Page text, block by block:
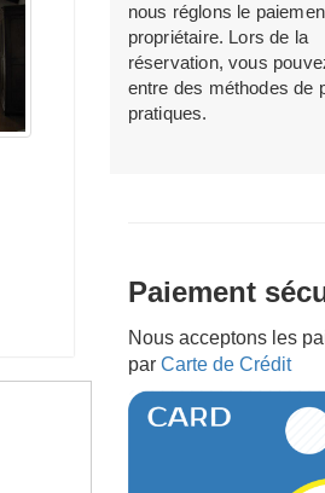
nous réglons le
propriétaire. Lors de la
réservation, vous
entre des méthodes de
pratiques.
Paiement
Nous acceptons les
par Carte de Crédit